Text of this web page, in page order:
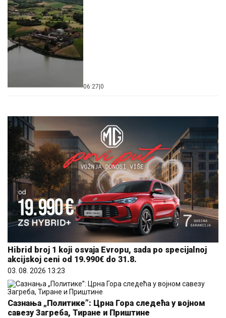
06:27 0
Hibrid broj 1 koji osvaja Evropu, sada po specijalnoj
akcijskoj ceni od 19.990€ do 31.8.
03. 08. 2026 13:23
Сазнања „Политике”: Црна Гора следећа у војном
савезу Загреба, Тиране и Приштине